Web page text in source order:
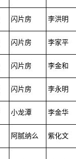
闪片房 李洪明
闪片房 李家平
闪片房 李金和
闪片房 李永明
小龙潭 李金华
阿腻纳么 紫化文